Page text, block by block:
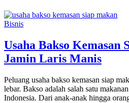
Bisnis
Usaha Bakso Kemasan
Jamin Laris Manis
Peluang usaha bakso kemasan siap
lebar. Bakso adalah salah satu
Indonesia. Dari anak-anak hingga